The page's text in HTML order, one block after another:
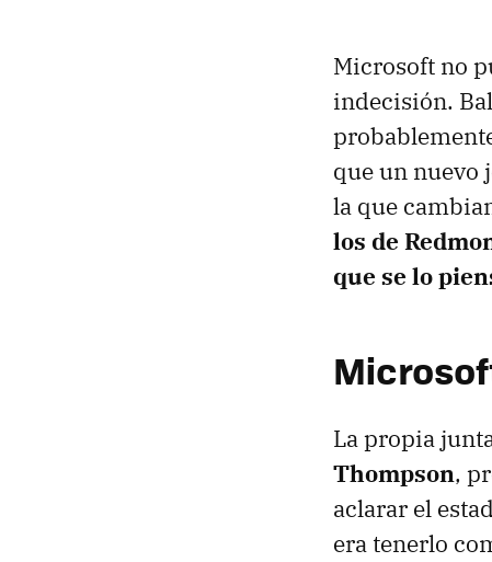
Microsoft no
indecisión.
que un nuevo
la que
los de
que se lo
La propia
Thompson,
aclarar el
era tenerlo